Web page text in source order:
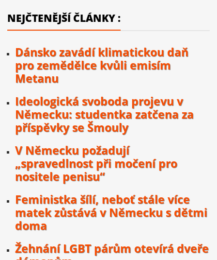
NEJČTENĚJŠÍ ČLÁNKY :
Dánsko zavádí klimatickou daň
pro zemědělce kvůli emisím
Metanu
Ideologická svoboda projevu v
Německu: studentka zatčena za
příspěvky se Šmouly
V Německu požadují
„spravedlnost při močení pro
nositele penisu“
Feministka šílí, neboť stále více
matek zůstává v Německu s dětmi
doma
Žehnání LGBT párům otevírá dveře